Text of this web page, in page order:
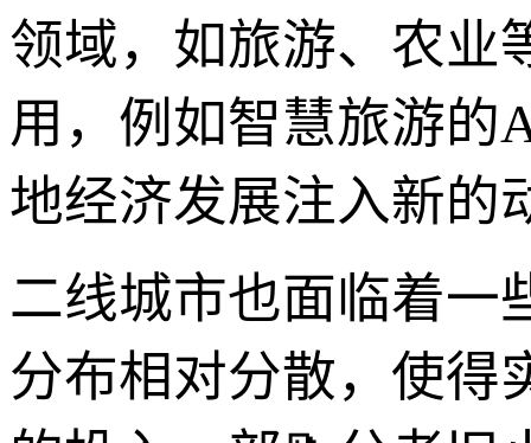
领域，如旅游、农业
用，例如智慧旅游的
地经济发展注入新的
二线城市也面临着一
分布相对分散，使得